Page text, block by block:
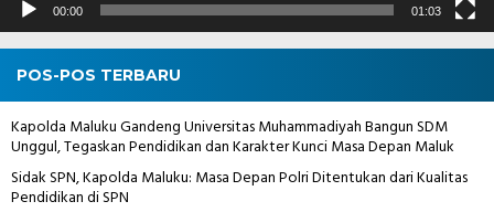
00:00 01:03
POS-POS TERBARU
Kapolda Maluku Gandeng Universitas Muhammadiyah Bangun SDM
Unggul, Tegaskan Pendidikan dan Karakter Kunci Masa Depan Maluk
Sidak SPN, Kapolda Maluku: Masa Depan Polri Ditentukan dari Kualitas
Pendidikan di SPN